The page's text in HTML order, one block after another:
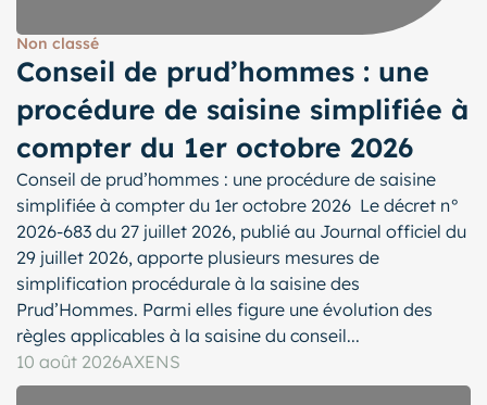
Non classé
Conseil de prud’hommes : une
procédure de saisine simplifiée à
compter du 1er octobre 2026
Conseil de prud’hommes : une procédure de saisine
simplifiée à compter du 1er octobre 2026 Le décret n°
2026-683 du 27 juillet 2026, publié au Journal officiel du
29 juillet 2026, apporte plusieurs mesures de
simplification procédurale à la saisine des
Prud’Hommes. Parmi elles figure une évolution des
règles applicables à la saisine du conseil...
10 août 2026AXENS